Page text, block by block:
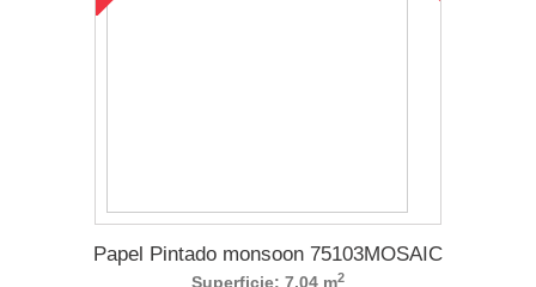
Papel Pintado monsoon 75103MOSAIC
Superficie: 7.04 m2